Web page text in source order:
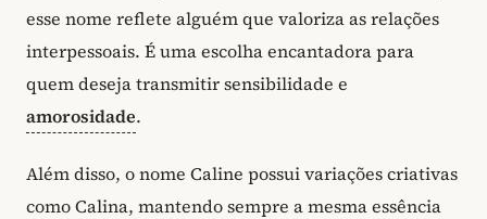
esse nome reflete alguém que valoriza as relações
interpessoais. É uma escolha encantadora para
quem deseja transmitir sensibilidade e
amorosidade.
Além disso, o nome Caline possui variações criativas
como Calina, mantendo sempre a mesma essência